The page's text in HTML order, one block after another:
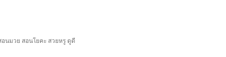
อนมวย สอนโยคะ สวยหรู ดูดี